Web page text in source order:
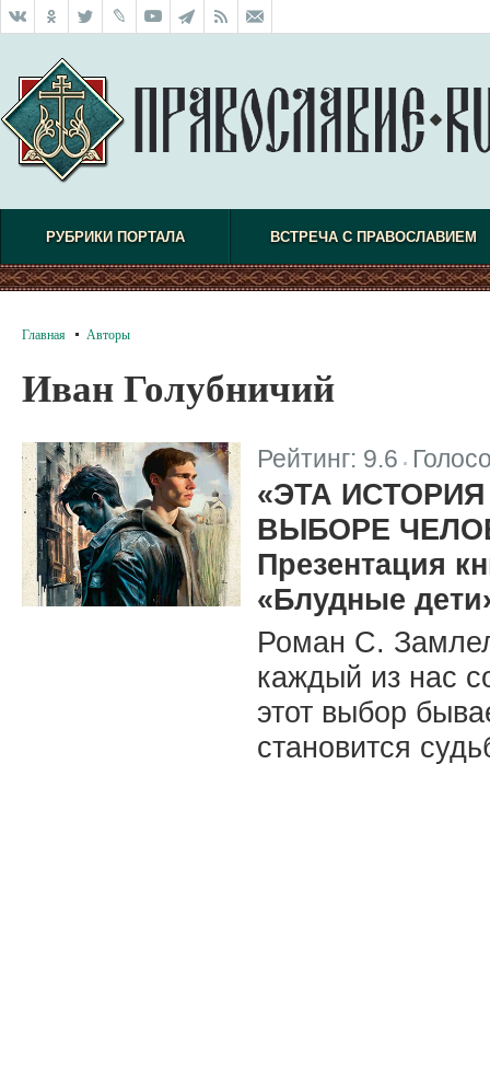
РУБРИКИ ПОРТАЛА ВСТРЕЧА С ПРАВОСЛАВИЕМ
Главная Авторы
Иван Голубничий
Рейтинг: 9.6
«ЭТА
ВЫБОРЕ
Презентация
«Блудные
Роман С.
каждый из нас
этот выбор
становится